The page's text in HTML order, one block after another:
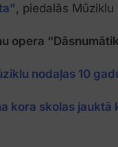
, piedalās
opera
nodaļas 10
kora skolas jauktā